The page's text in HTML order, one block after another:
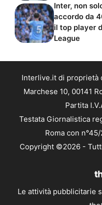
Inter, non
accordo da
il top player
League
Interlive.it di proprietà
Marchese 10, 00141
Partita
Testata Giornalistica
Roma con
Copyright ©2026 -
Le attività pubblicitarie